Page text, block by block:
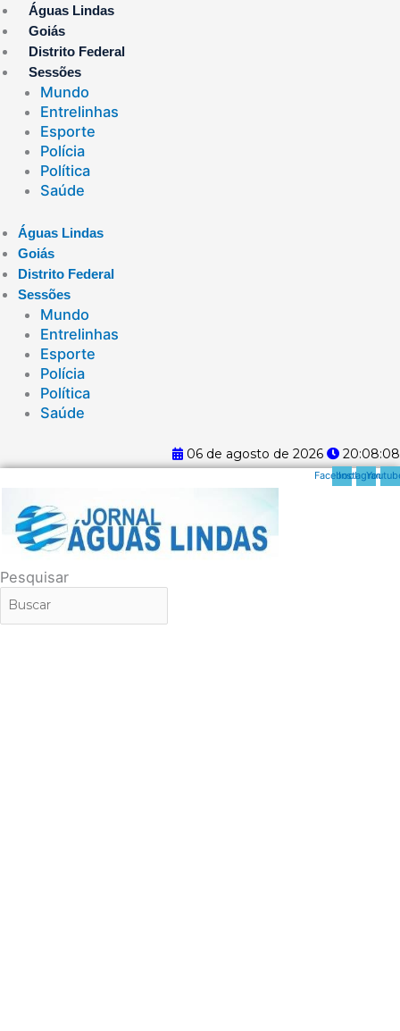
Ir
para
o
conteúdo
Águas Lindas
Goiás
Distrito Federal
Sessões
Mundo
Entrelinhas
Esporte
Polícia
Política
Saúde
Águas Lindas
Goiás
Distrito Federal
Sessões
Mundo
Entrelinhas
Esporte
Polícia
Política
Saúde
06 de agosto de 2026 20:08:09
FacebookInstagram
Pesquisar